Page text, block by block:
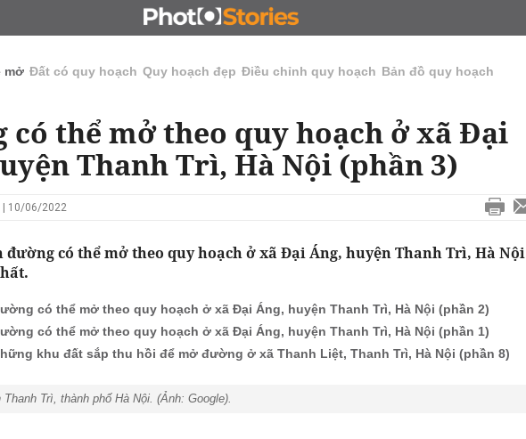
ĐẤU GIÁ - ĐẤU THẦU KINH DOANH
mở Đất có quy hoạch Quy hoạch đẹp Điều chỉnh quy hoạch Bản đồ quy hoạch
thể mở theo quy hoạch ở xã Đại
Thanh Trì, Hà Nội (phần 3)
| 10/06/2022
đường có thể mở theo quy hoạch ở xã Đại Áng, huyện Thanh Trì, Hà Nội
có thể mở theo quy hoạch ở xã Đại Áng, huyện Thanh Trì, Hà Nội (phần 2)
có thể mở theo quy hoạch ở xã Đại Áng, huyện Thanh Trì, Hà Nội (phần 1)
khu đất sắp thu hồi để mở đường ở xã Thanh Liệt, Thanh Trì, Hà Nội (phần 8)
Trì, thành phố Hà Nội. (Ảnh: Google).